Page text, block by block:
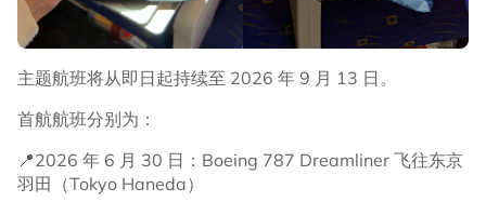
主题航班将从即日起持续至 2026 年 9 月 13 日。
首航航班分别为：
📍2026 年 6 月 30 日：Boeing 787 Dreamliner 飞往东京
羽田（Tokyo Haneda）